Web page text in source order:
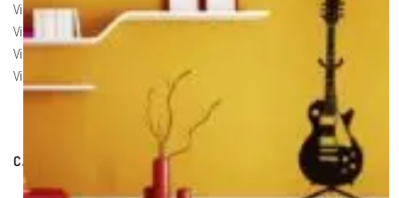
Vinilos Para Paredes(8)
Vinilos Para Puertas
Vinilos Para Suelos
Vinilos Para Vidrios
CARRITO DE COMPRAS